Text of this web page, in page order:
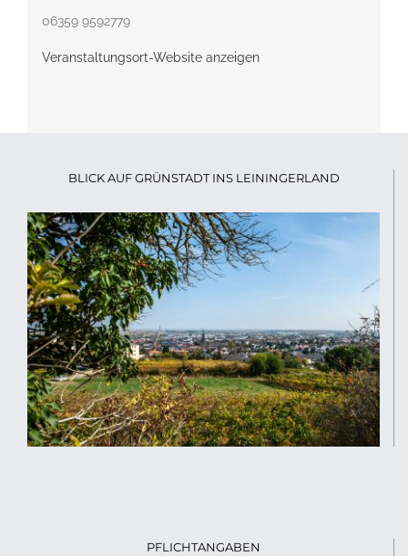
06359 9592779
Veranstaltungsort-Website anzeigen
BLICK AUF GRÜNSTADT INS LEININGERLAND
PFLICHTANGABEN